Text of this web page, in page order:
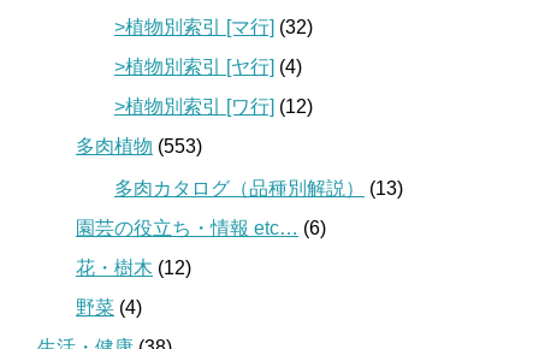
>植物別索引 [マ行] (32)
>植物別索引 [ヤ行] (4)
>植物別索引 [ワ行] (12)
多肉植物 (553)
多肉カタログ（品種別解説）
(13)
園芸の役立ち・情報 etc… (6)
花・樹木 (12)
野菜 (4)